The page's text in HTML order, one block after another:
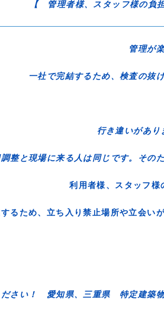
【 管理者様、スタッフ様の負
管理が
一社で完結するため、検査の抜
行き違いがあ
調整と現場に来る人は同じです。その
利用者様、スタッ
るため、立ち入り禁止場所や立会い
さい！ 愛知県、三重県 特定建築